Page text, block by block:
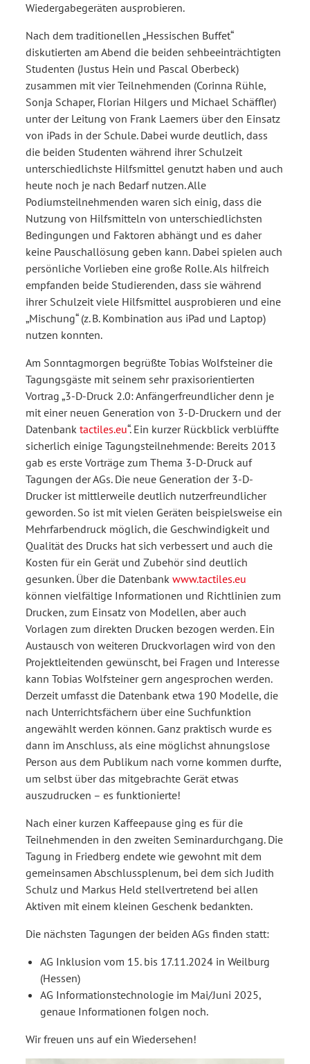
Wiedergabegeräten ausprobieren.
Nach dem traditionellen „Hessischen Buffet“
diskutierten am Abend die beiden sehbeeinträchtigten
Studenten (Justus Hein und Pascal Oberbeck)
zusammen mit vier Teilnehmenden (Corinna Rühle,
Sonja Schaper, Florian Hilgers und Michael Schäffler)
unter der Leitung von Frank Laemers über den Einsatz
von iPads in der Schule. Dabei wurde deutlich, dass
die beiden Studenten während ihrer Schulzeit
unterschiedlichste Hilfsmittel genutzt haben und auch
heute noch je nach Bedarf nutzen. Alle
Podiumsteilnehmenden waren sich einig, dass die
Nutzung von Hilfsmitteln von unterschiedlichsten
Bedingungen und Faktoren abhängt und es daher
keine Pauschallösung geben kann. Dabei spielen auch
persönliche Vorlieben eine große Rolle. Als hilfreich
empfanden beide Studierenden, dass sie während
ihrer Schulzeit viele Hilfsmittel ausprobieren und eine
„Mischung“ (z. B. Kombination aus iPad und Laptop)
nutzen konnten.
Am Sonntagmorgen begrüßte Tobias Wolfsteiner die
Tagungsgäste mit seinem sehr praxisorientierten
Vortrag „3-D-Druck 2.0: Anfänger­freundlicher denn je
mit einer neuen Generation von 3-D-Druckern und der
Datenbank tactiles.eu“. Ein kurzer Rückblick verblüffte
sicherlich einige Tagungsteilnehmende: Bereits 2013
gab es erste Vorträge zum Thema 3-D-Druck auf
Tagungen der AGs. Die neue Generation der 3-D-
Drucker ist mittlerweile deutlich nutzerfreundlicher
geworden. So ist mit vielen Geräten beispielsweise ein
Mehrfarbendruck möglich, die Geschwindigkeit und
Qualität des Drucks hat sich verbessert und auch die
Kosten für ein Gerät und Zubehör sind deutlich
gesunken. Über die Datenbank www.tactiles.eu
können vielfältige Informationen und Richtlinien zum
Drucken, zum Einsatz von Modellen, aber auch
Vorlagen zum direkten Drucken bezogen werden. Ein
Austausch von weiteren Druckvorlagen wird von den
Projektleitenden gewünscht, bei Fragen und Interesse
kann Tobias Wolfsteiner gern angesprochen werden.
Derzeit umfasst die Datenbank etwa 190 Modelle, die
nach Unterrichtsfächern über eine Suchfunktion
angewählt werden können. Ganz praktisch wurde es
dann im Anschluss, als eine möglichst ahnungslose
Person aus dem Publikum nach vorne kommen durfte,
um selbst über das mitgebrachte Gerät etwas
auszudrucken – es funktionierte!
Nach einer kurzen Kaffeepause ging es für die
Teilnehmenden in den zweiten Seminardurchgang. Die
Tagung in Friedberg endete wie gewohnt mit dem
gemeinsamen Abschlussplenum, bei dem sich Judith
Schulz und Markus Held stellvertretend bei allen
Aktiven mit einem kleinen Geschenk bedankten.
Die nächsten Tagungen der beiden AGs finden statt:
AG Inklusion vom 15. bis 17.11.2024 in Weilburg
(Hessen)
AG Informationstechnologie im Mai/Juni 2025,
genaue Informationen folgen noch.
Wir freuen uns auf ein Wiedersehen!